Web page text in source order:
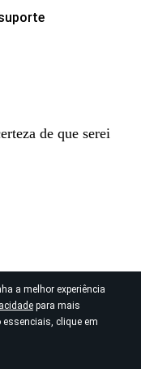
a melhor experiência
para mais
clique em
de que serei
reservados.